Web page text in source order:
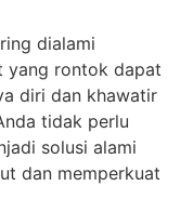
dialami
yang rontok dapat
diri dan khawatir
tidak perlu
solusi alami
dan memperkuat